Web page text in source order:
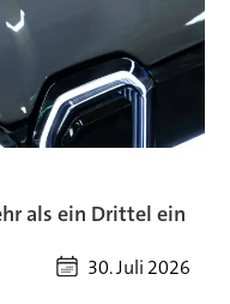
als ein Drittel ein
30. Juli 2026